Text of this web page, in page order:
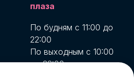
плаза
По будням с 11:00 до
22:00
По выходным с 10:00
до 22:00